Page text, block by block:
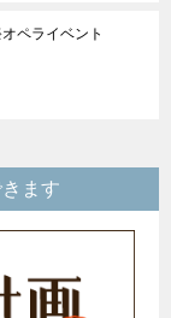
ペライベント
ます